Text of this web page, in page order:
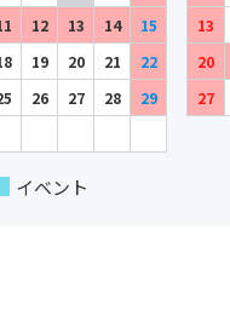
12 13 14
15
19 20 21
22
26 27 28 29
13
20
27
イベント